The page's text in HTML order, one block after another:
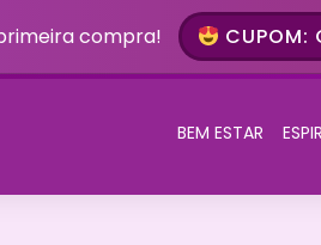
compra! CUPOM:
BEM ESTAR